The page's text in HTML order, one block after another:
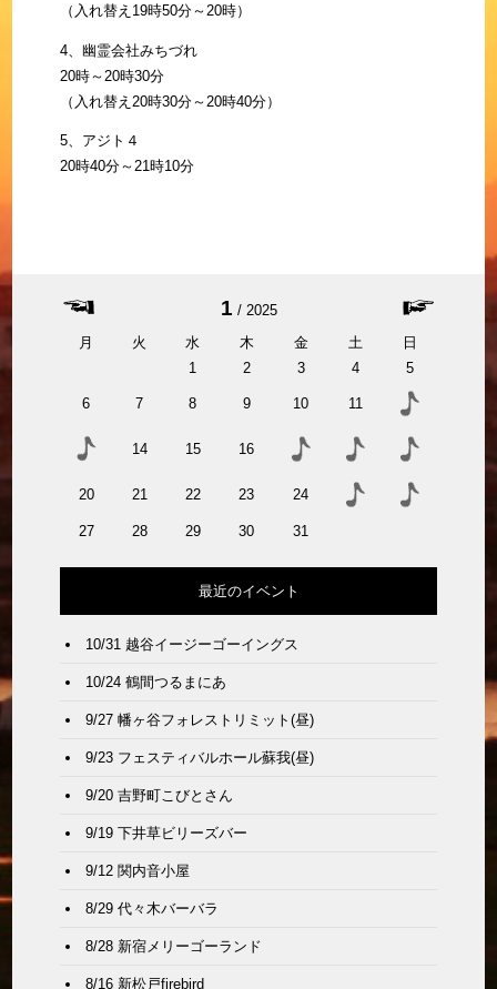
（入れ替え19時50分～20時）
4、幽霊会社みちづれ
20時～20時30分
（入れ替え20時30分～20時40分）
5、アジト４
20時40分～21時10分
1
2025
月
火 水 木 金 土
日
1
2 3 4 5
6 7 8 9 10 11
14 15 16
20 21 22 23 24
27 28 29 30 31
最近のイベント
10/31 越谷イージーゴーイングス
10/24 鶴間つるまにあ
9/27 幡ヶ谷フォレストリミット(昼)
9/23 フェスティバルホール蘇我(昼)
9/20 吉野町こびとさん
9/19 下井草ビリーズバー
9/12 関内音小屋
8/29 代々木バーバラ
8/28 新宿メリーゴーランド
8/16 新松戸firebird